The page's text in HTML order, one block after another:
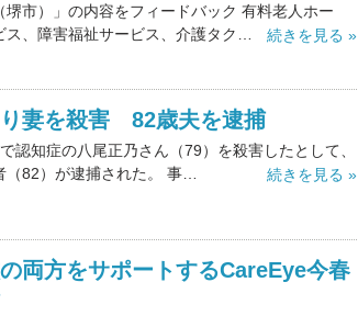
堺市）」の内容をフィードバック 有料老人ホー
ス、障害福祉サービス、介護タク…
続きを見る »
妻を殺害 82歳夫を逮捕
認知症の八尾正乃さん（79）を殺害したとして、
（82）が逮捕された。 事…
続きを見る »
両方をサポートするCareEye今春